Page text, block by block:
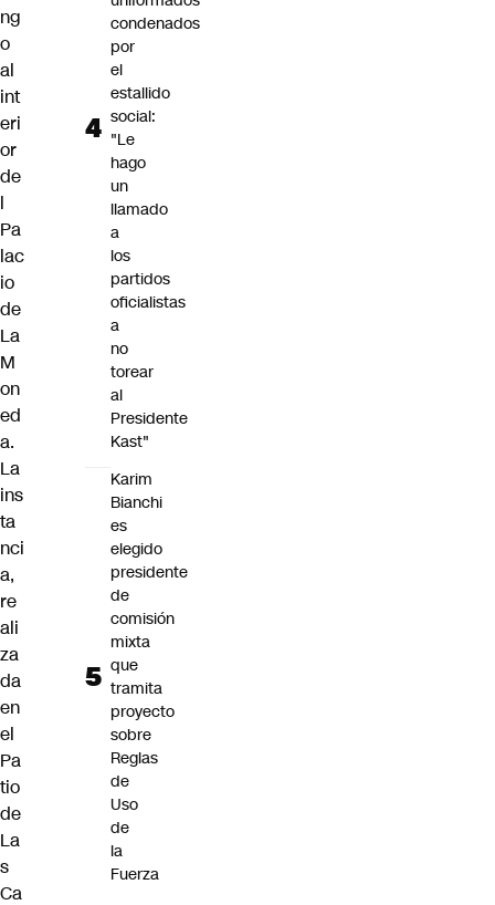
ng
o
al
int
eri
or
de
l
Pa
lac
io
de
La
M
on
ed
a.
La
ins
ta
nci
a,
re
ali
za
da
en
el
Pa
tio
de
La
s
Ca
condenados
por
el
estallido
social:
"Le
hago
un
llamado
a
los
partidos
oficialistas
a
no
torear
al
Presidente
Kast"
Karim
Bianchi
es
elegido
presidente
de
comisión
mixta
que
tramita
proyecto
sobre
Reglas
de
Uso
de
la
Fuerza